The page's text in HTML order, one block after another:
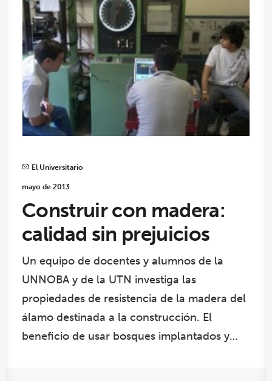
El Universitario
mayo de 2013
Construir con madera:
calidad sin prejuicios
Un equipo de docentes y alumnos de la
UNNOBA y de la UTN investiga las
propiedades de resistencia de la madera del
álamo destinada a la construcción. El
beneficio de usar bosques implantados y…